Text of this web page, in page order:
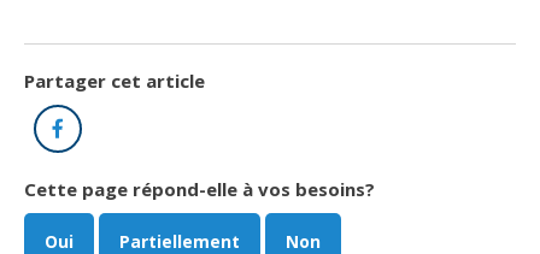
Partager cet article
Facebook
Cette page répond-elle à vos besoins?
Oui Partiellement Non